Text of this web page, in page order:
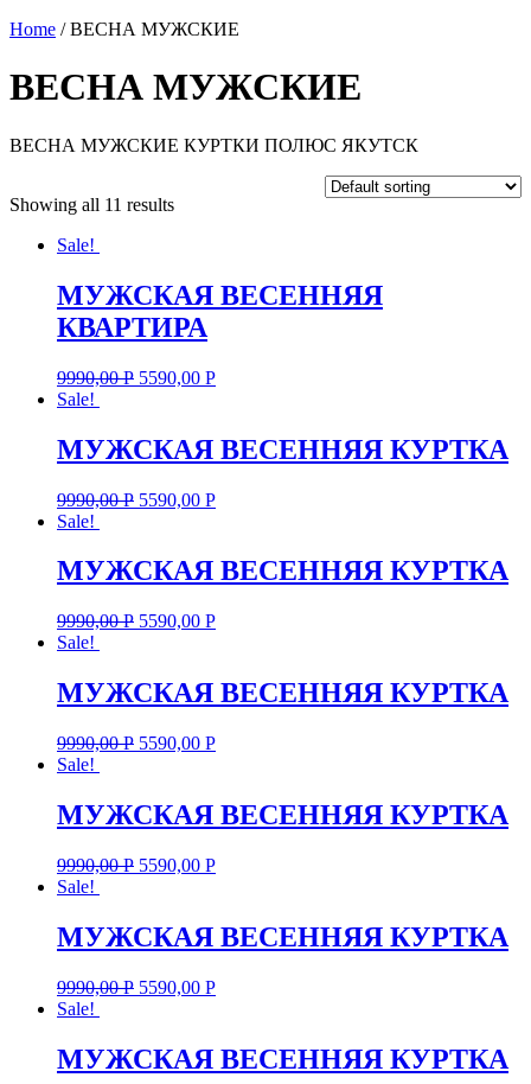
Home / ВЕСНА МУЖСКИЕ
ВЕСНА МУЖСКИЕ
ВЕСНА МУЖСКИЕ КУРТКИ ПОЛЮС ЯКУТСК
Showing all 11 results
Sale!
МУЖСКАЯ ВЕСЕННЯЯ
КВАРТИРА
9990,00Р 5590,00 Р
Sale!
МУЖСКАЯ ВЕСЕННЯЯ КУРТКА
9990,00Р 5590,00 Р
Sale!
МУЖСКАЯ ВЕСЕННЯЯ КУРТКА
9990,00Р 5590,00 Р
Sale!
МУЖСКАЯ ВЕСЕННЯЯ КУРТКА
9990,00Р 5590,00 Р
Sale!
МУЖСКАЯ ВЕСЕННЯЯ КУРТКА
9990,00Р 5590,00 Р
Sale!
МУЖСКАЯ ВЕСЕННЯЯ КУРТКА
9990,00Р 5590,00 Р
Sale!
МУЖСКАЯ ВЕСЕННЯЯ КУРТКА